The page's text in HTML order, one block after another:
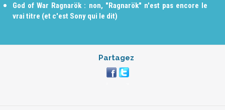
God of War Ragnarök : non, "Ragnarök" n'est pas encore le
vrai titre (et c'est Sony qui le dit)
Partagez